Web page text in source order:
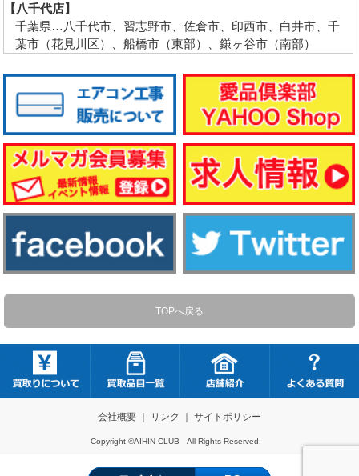
【八千代店】
千葉県…八千代市、習志野市、佐倉市、印西市、白井市、千
葉市（花見川区）、船橋市（東部）、鎌ヶ谷市（南部）
TOPへ戻る
会社概要｜ リンク サイトポリシー
Copyright ©AIHIN-CLUB All Rights Reserved.